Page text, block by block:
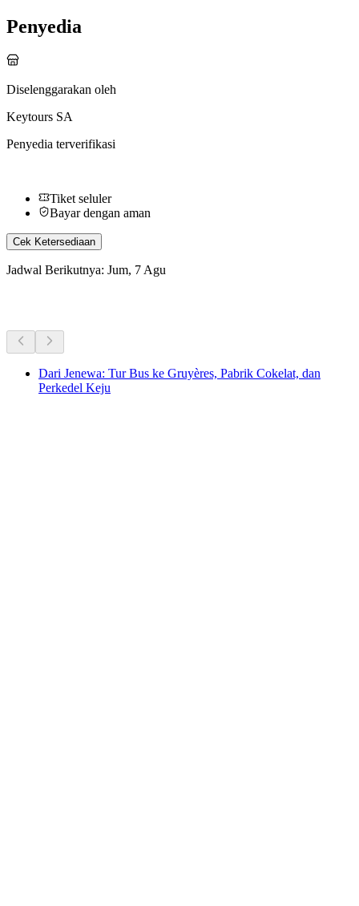
Penyedia
Diselenggarakan oleh
Keytours SA
Penyedia terverifikasi
Tiket seluler
Bayar dengan aman
Cek Ketersediaan
Jadwal Berikutnya: Jum, 7 Agu
Dari Jenewa: Tur Bus ke Gruyères, Pabrik Cokelat, dan
Perkedel Keju